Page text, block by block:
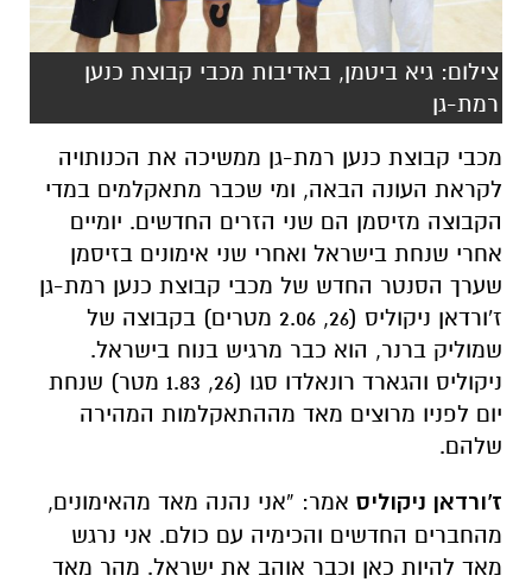
צילום: גיא ביטמן, באדיבות מכבי קבוצת כנען
רמת-גן
מכבי קבוצת כנען רמת-גן ממשיכה את הכנותויה
לקראת העונה הבאה, ומי שכבר מתאקלמים במדי
הקבוצה מזיסמן הם שני הזרים החדשים. יומיים
אחרי שנחת בישראל ואחרי שני אימונים בזיסמן
שערך הסנטר החדש של מכבי קבוצת כנען רמת-גן
ז'ורדאן ניקוליס (26, 2.06 מטרים) בקבוצה של
שמוליק ברנר, הוא כבר מרגיש בנוח בישראל.
ניקוליס והגארד רונאלדו סגו (26, 1.83 מטר) שנחת
יום לפניו מרוצים מאד מההתאקלמות המהירה
שלהם.
ז'ורדאן ניקוליס אמר: “אני נהנה מאד מהאימונים,
מהחברים החדשים והכימיה עם כולם. אני נרגש
מאד להיות כאן וכבר אוהב את ישראל. מהר מאד